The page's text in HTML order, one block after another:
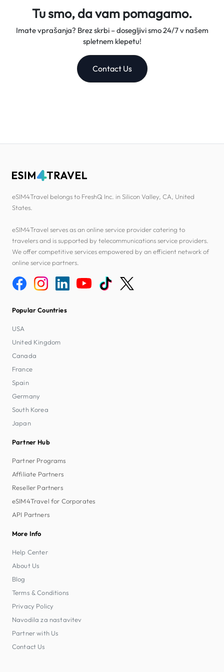
Tu smo, da vam pomagamo.
Imate vprašanja? Brez skrbi – dosegljivi smo 24/7 v našem
spletnem klepetu!
Contact Us
eSIM4Travel belongs to FreshQ Inc. in Silicon Valley, CA, United
States.
eSIM4Travel serves as an online service provider catering to
travelers and is supported by telecommunications service providers.
We offer competitive services empowered by an efficient network of
online service partners.
Popular Countries
USA
United Kingdom
Canada
France
Spain
Germany
South Korea
Japan
Partner Hub
Partner Programs
Affiliate Partners
Reseller Partners
eSIM4Travel for Corporates
API Partners
More Info
Help Center
About Us
Blog
Terms & Conditions
Privacy Policy
Navodila za nastavitev
Partner with Us
Contact Us